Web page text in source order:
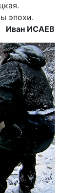
эпохи.
Иван ИСАЕВ